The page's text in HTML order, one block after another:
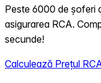
Peste 6000 de șoferi
asigurarea RCA.
secunde!
Calculează Prețul